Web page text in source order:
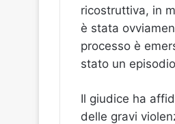
ricostruttiva, in
è stata
processo è
stato un
Il giudice ha
delle gravi